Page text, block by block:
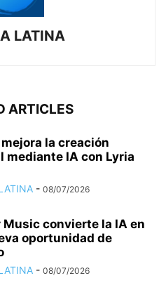
LATINA
ARTICLES
la creación
mediante IA con Lyria
- 08/07/2026
Music convierte la IA en
oportunidad de
- 08/07/2026